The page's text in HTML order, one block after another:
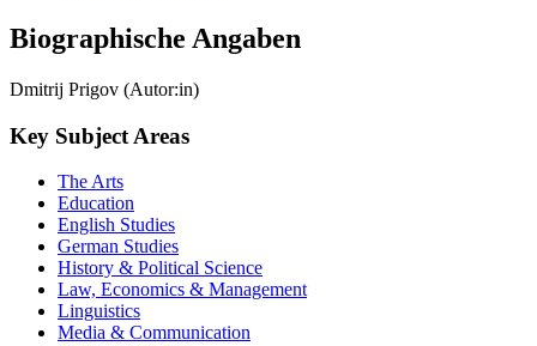
Biographische Angaben
Dmitrij Prigov (Autor:in)
Key Subject Areas
The Arts
Education
English Studies
German Studies
History & Political Science
Law, Economics & Management
Linguistics
Media & Communication